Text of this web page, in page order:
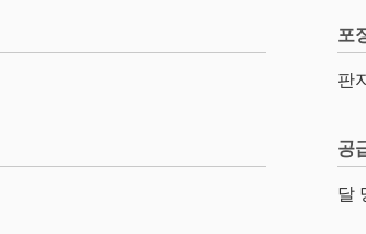
포
판
공
달